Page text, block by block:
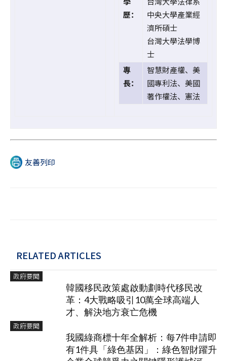
歷：
中央大學產業經
濟所碩士
台灣大學法學博
士
專
長：
智慧財產權、美
國專利法、美國
著作權法、憲法
友善列印
RELATED ARTICLES
政府要聞
韓國移民政策處啟動劃時代移民改
革：4大戰略吸引10萬全球高端人
才、解決地方衰亡危機
政府要聞
我國綠商標十年全解析：每7件申請即
有1件具「綠色基因」：綠色智財躍升